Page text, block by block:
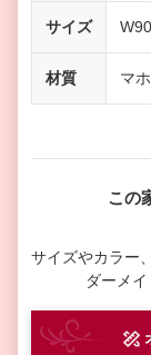
サイズ
材質 マ
この
サイズやカラー
ダーメ